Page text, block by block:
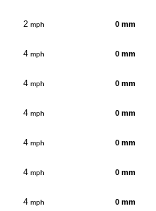
2 mph 0 mm
4 mph 0 mm
4 mph 0 mm
4 mph 0 mm
4 mph 0 mm
4 mph 0 mm
4 mph 0 mm